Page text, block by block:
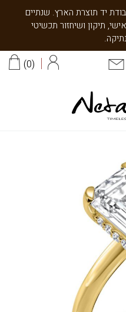
עבודת יד תוצרת הארץ. שנתיים
תיקון ושיחזור תכשיטי
0